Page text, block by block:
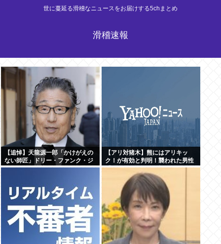
世に蔓延る滑稽なニュースをお届けする5chまとめ
滑稽速報
【追悼】天龍源一郎「かけがえの
ない師匠」ドリー・ファンク・ジ
ュニアさん追悼
【アリ対猪木】熊にはアリキッ
ク！が有効と判明！襲われた男性
「アリキックで追っ払った」